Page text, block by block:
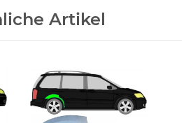
Artikel